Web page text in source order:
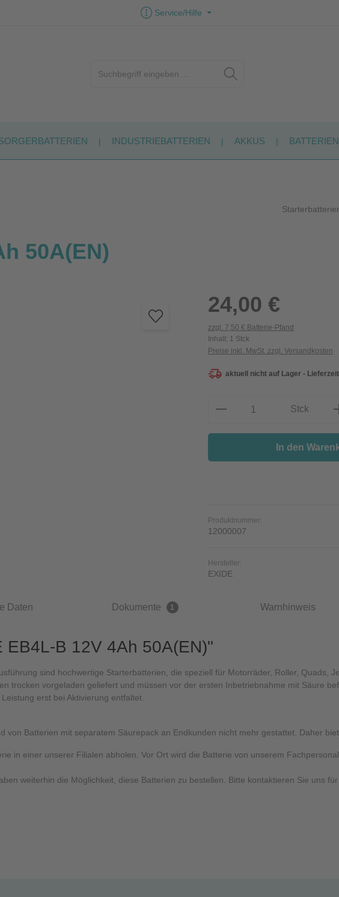
Service/Hilfe
INDUSTRIEBATTERIEN AKKUS BATTERIEN
50A(EN)
24,00 €
zzgl. 7,50 € Batterie-Pfand
Inhalt: 1 Stck
Preise inkl. MwSt. zzgl. Versandkosten
aktuell nicht auf Lager -
Produkt Anzahl:
Stck
In den
Produktnummer:
12000007
Hersteller:
EXIDE
Daten Dokumente 1 Warnhinweis
B 12V 4Ah 50A(EN)"
sind hochwertige Starterbatterien, die speziell für Motorräder, Roller, Quads,
trocken vorgeladen geliefert und müssen vor der ersten Inbetriebnahme mit Säure
erst bei Aktivierung entfaltet.
von Batterien mit separatem Säurepack an Endkunden nicht mehr gestattet. Daher
in einer unserer Filialen abholen. Vor Ort wird die Batterie von unserem
weiterhin die Möglichkeit, diese Batterien zu bestellen. Bitte kontaktieren Sie uns